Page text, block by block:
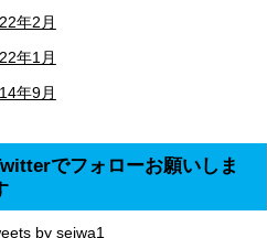
年2月
年1月
年9月
でフォローお願いしま
by seiwa1